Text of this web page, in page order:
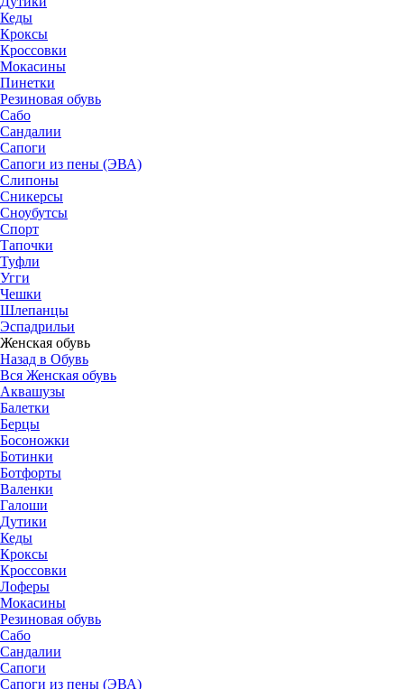
Кеды
Кроксы
Кроссовки
Мокасины
Пинетки
Резиновая обувь
Сабо
Сандалии
Сапоги
Сапоги из пены (ЭВА)
Слипоны
Сникерсы
Сноубутсы
Спорт
Тапочки
Туфли
Угги
Чешки
Шлепанцы
Эспадрильи
Женская обувь
Назад в Обувь
Вся Женская обувь
Аквашузы
Балетки
Берцы
Босоножки
Ботинки
Ботфорты
Валенки
Галоши
Дутики
Кеды
Кроксы
Кроссовки
Лоферы
Мокасины
Резиновая обувь
Сабо
Сандалии
Сапоги
Сапоги из пены (ЭВА)